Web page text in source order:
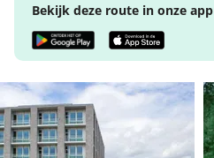
Bekijk deze route in onze app